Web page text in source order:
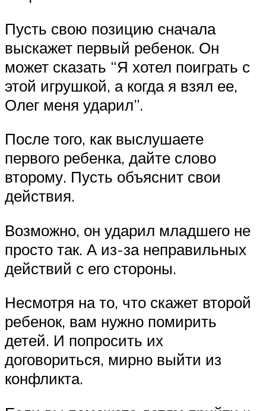
Пусть свою позицию сначала
выскажет первый ребенок. Он
может сказать “Я хотел поиграть с
этой игрушкой, а когда я взял ее,
Олег меня ударил”.
После того, как выслушаете
первого ребенка, дайте слово
второму. Пусть объяснит свои
действия.
Возможно, он ударил младшего не
просто так. А из-за неправильных
действий с его стороны.
Несмотря на то, что скажет второй
ребенок, вам нужно помирить
детей. И попросить их
договориться, мирно выйти из
конфликта.